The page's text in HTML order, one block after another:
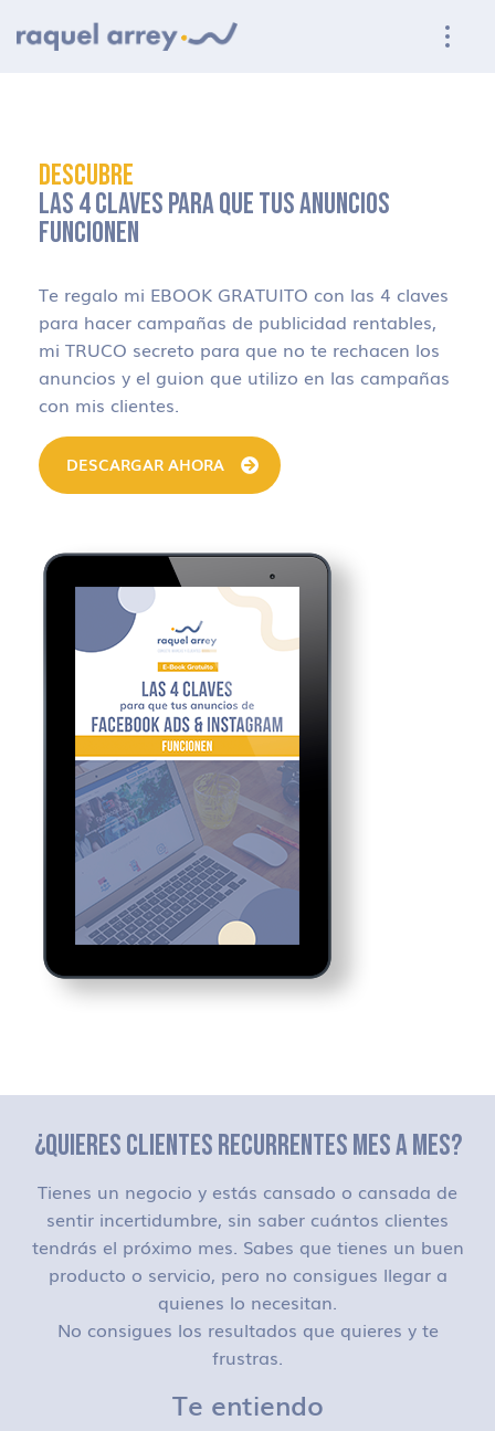
DESCUBRE
LAS 4 CLAVES PARA QUE TUS ANUNCIOS
FUNCIONEN
Te regalo mi EBOOK GRATUITO con las 4 claves
para hacer campañas de publicidad rentables,
mi TRUCO secreto para que no te rechacen los
anuncios y el guion que utilizo en las campañas
con mis clientes.
DESCARGAR AHORA
¿QUIERES CLIENTES RECURRENTES MES A MES?
Tienes un negocio y estás cansado o cansada de
sentir incertidumbre, sin saber cuántos clientes
tendrás el próximo mes. Sabes que tienes un buen
producto o servicio, pero no consigues llegar a
quienes lo necesitan.
No consigues los resultados que quieres y te
frustras.
Te entiendo